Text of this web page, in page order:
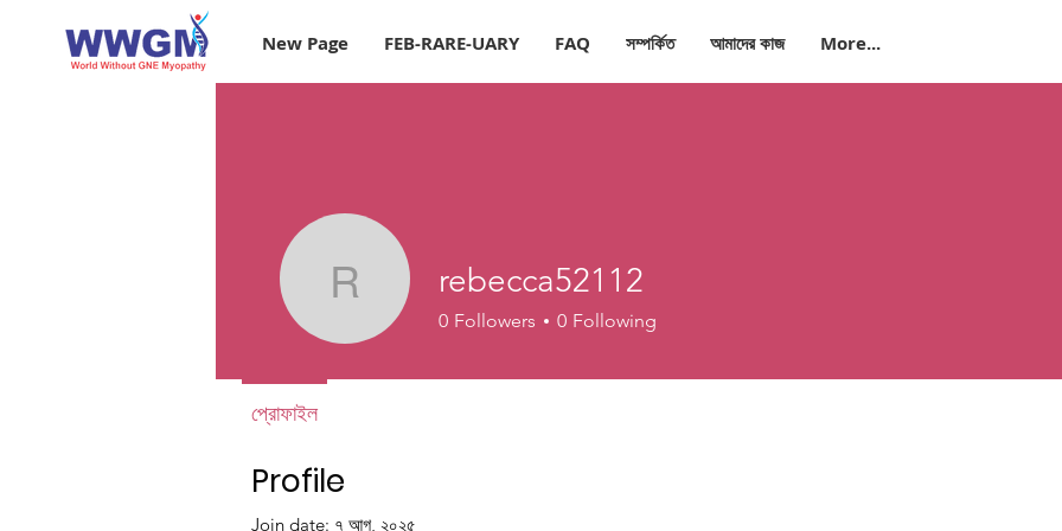
New Page FEB-RARE-UARY FAQ সম্পর্কিত আমাদের কাজ More...
Profile
Join date: ৭ আগ, ২০২৫
rebecca52112
rebecca52112
0 Followers 0 Following
প্রোফাইল